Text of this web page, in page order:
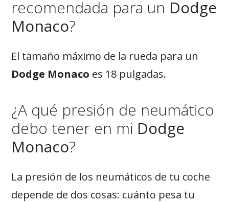
recomendada para un Dodge
Monaco?
El tamaño máximo de la rueda para un
Dodge Monaco es 18 pulgadas.
¿A qué presión de neumático
debo tener en mi Dodge
Monaco?
La presión de los neumáticos de tu coche
depende de dos cosas: cuánto pesa tu